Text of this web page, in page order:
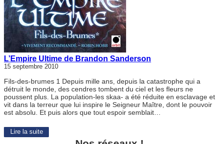
L’Empire Ultime de Brandon Sanderson
15 septembre 2010
Fils-des-brumes 1 Depuis mille ans, depuis la catastrophe qui a
détruit le monde, des cendres tombent du ciel et les fleurs ne
poussent plus. La population-les skaa- a été réduite en esclavage et
vit dans la terreur que lui inspire le Seigneur Maître, dont le pouvoir
est absolu. Et puis alors que tout espoir semblait…
Lire la suite